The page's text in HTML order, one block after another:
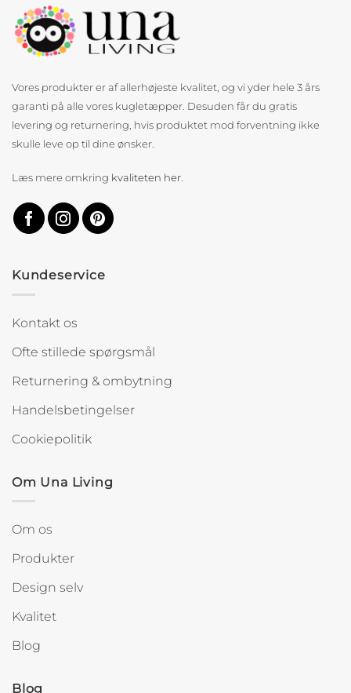
Vores produkter er af allerhøjeste kvalitet, og vi yder hele 3 års
garanti på alle vores kugletæpper. Desuden får du gratis
levering og returnering, hvis produktet mod forventning ikke
skulle leve op til dine ønsker.
Læs mere omkring kvaliteten her.
Kundeservice
Kontakt os
Ofte stillede spørgsmål
Returnering & ombytning
Handelsbetingelser
Cookiepolitik
Om Una Living
Om os
Produkter
Design selv
Kvalitet
Blog
Blog